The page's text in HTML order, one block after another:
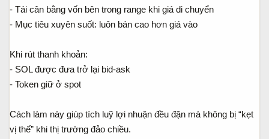
- Tái cân bằng vốn bên trong range khi giá di chuyển
- Mục tiêu xuyên suốt: luôn bán cao hơn giá vào
Khi rút thanh khoản:
- SOL được đưa trở lại bid-ask
- Token giữ ở spot
Cách làm này giúp tích luỹ lợi nhuận đều đặn mà không bị “kẹt
vị thế” khi thị trường đảo chiều.